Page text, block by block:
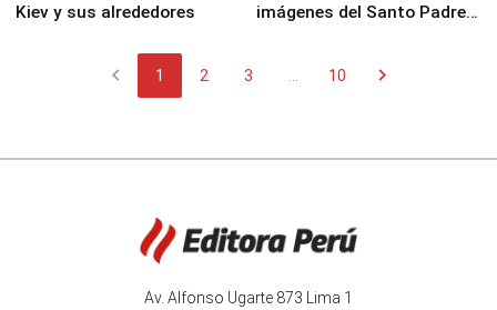
Kiev y sus alrededores
imágenes del Santo Padre
chevron_left 1 2 3 10 chevron_right
Av. Alfonso Ugarte 873 Lima 1